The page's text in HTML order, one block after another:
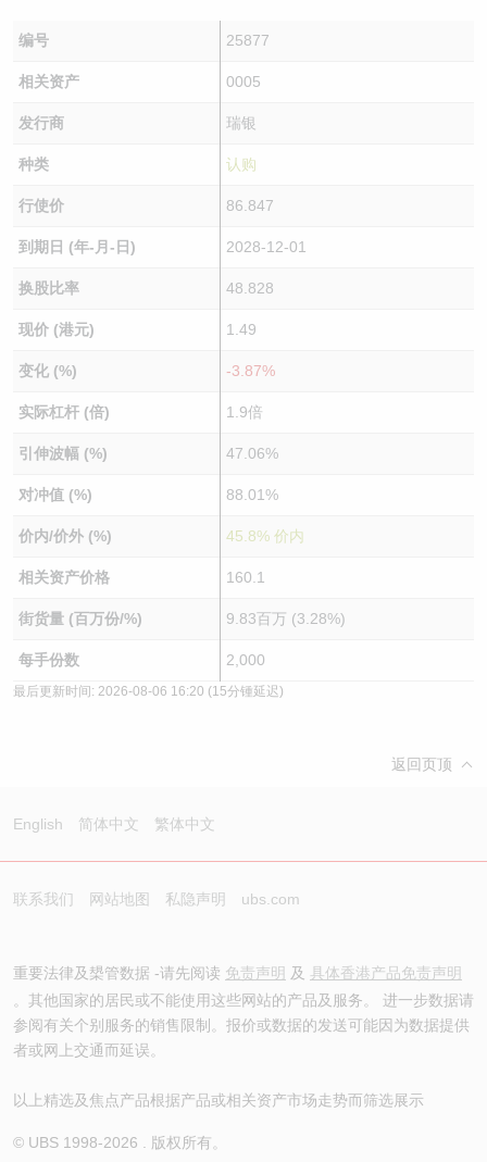
编号 25877
相关资产 0005
发行商 瑞银
种类 认购
行使价 86.847
到期日 (年-月-日) 2028-12-01
换股比率 48.828
现价 (港元) 1.49
变化 (%) -3.87%
实际杠杆 (倍) 1.9倍
引伸波幅 (%) 47.06%
对冲值 (%) 88.01%
价内/价外 (%) 45.8% 价内
相关资产价格 160.1
街货量 (百万份/%) 9.83百万 (3.28%)
每手份数 2,000
最后更新时间: 2026-08-06 16:20 (15分锺延迟)
返回页顶
English 简体中文 繁体中文
联系我们 网站地图 私隐声明 ubs.com
重要法律及槼管数据 -请先阅读 免责声明 及 具体香港产品免责声明
。其他国家的居民或不能使用这些网站的产品及服务。 进一步数据请
参阅有关个别服务的销售限制。报价或数据的发送可能因为数据提供
者或网上交通而延误。
以上精选及焦点产品根据产品或相关资产市场走势而筛选展示
© UBS 1998-2026 . 版权所有。